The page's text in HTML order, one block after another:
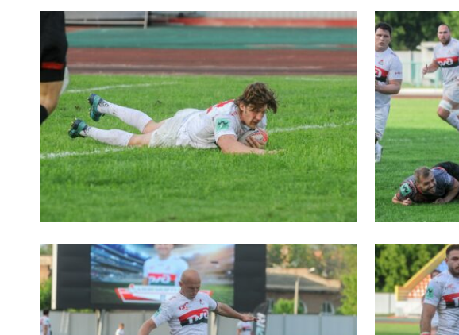
Чемпионат
Кубок России
Кубок России
Чемпионат
Чемпионат
Кубок России